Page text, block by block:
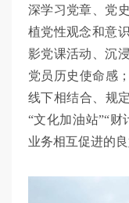
深学习党章、党
植党性观念和意
影党课活动、沉
党员历史使命感
线下相结合、规
“文化加油站”“
业务相互促进的良